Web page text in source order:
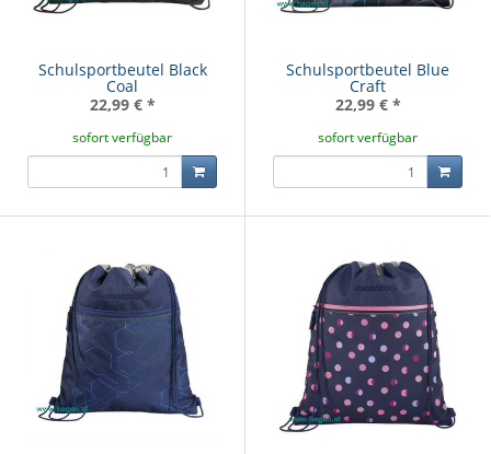
Schulsportbeutel Black
Coal
22,99 € *
sofort verfügbar
Schulsportbeutel Blue
Craft
22,99 € *
sofort verfügbar